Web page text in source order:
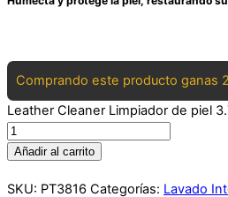
Comprando este producto ganas
Leather Cleaner Limpiador de piel
Añadir al carrito
SKU: PT3816 Categorías: Lavado